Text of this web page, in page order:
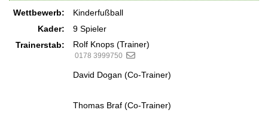
Wettbewerb:
Kinderfußball
Kader:
9 Spieler
Trainerstab:
Rolf Knops (Trainer)
0178 3999750
David Dogan (Co-Trainer)
Thomas Braf (Co-Trainer)